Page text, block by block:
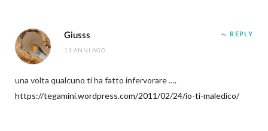
Giusss
11 ANNI AGO
REPLY
una volta qualcuno ti ha fatto infervorare ….
https://tegamini.wordpress.com/2011/02/24/io-ti-maledico/